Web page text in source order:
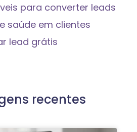
para converter leads
saúde em clientes
lead grátis
recentes